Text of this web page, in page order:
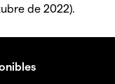
de 2022).